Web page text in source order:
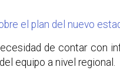
el plan del nuevo
de contar con
equipo a nivel regional.